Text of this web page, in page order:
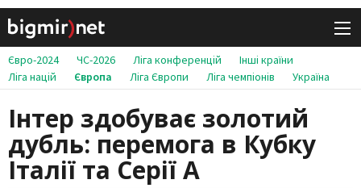
Євро-2024 ЧС-2026 Ліга конференцій
Інші країни
Ліга націй
Європа Ліга Європи Ліга чемпіонів Україна
Інтер здобуває золотий
дубль: перемога в Кубку
Італії та Серії А